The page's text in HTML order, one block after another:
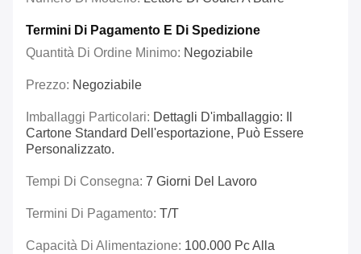
Termini Di Pagamento E Di Spedizione
Quantità Di Ordine Minimo: Negoziabile
Prezzo: Negoziabile
Imballaggi Particolari: Dettagli D'imballaggio: Il
Cartone Standard Dell'esportazione, Può Essere
Personalizzato.
Tempi Di Consegna: 7 Giorni Del Lavoro
Termini Di Pagamento: T/T
Capacità Di Alimentazione: 100.000 Pc Alla